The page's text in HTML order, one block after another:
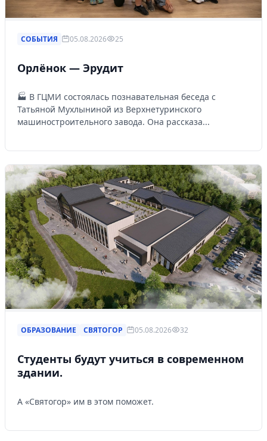
СОБЫТИЯ 05.08.2026 25
Орлёнок — Эрудит
🏭 В ГЦМИ состоялась познавательная беседа с
Татьяной Мухлыниной из Верхнетуринского
машиностроительного завода. Она рассказа...
ОБРАЗОВАНИЕ СВЯТОГОР 05.08.2026 32
Студенты будут учиться в современном
здании.
А «Святогор» им в этом поможет.